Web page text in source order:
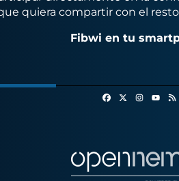
quiera compartir con el
Fibwi en tu
Facebook